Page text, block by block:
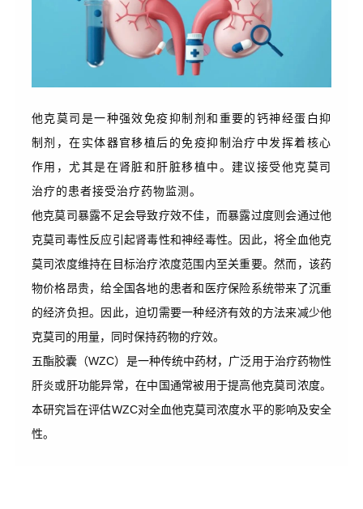
他克莫司是一种强效免疫抑制剂和重要的钙神经蛋白抑
制剂，在实体器官移植后的免疫抑制治疗中发挥着核心
作用，尤其是在肾脏和肝脏移植中。建议接受他克莫司
治疗的患者接受治疗药物监测。
他克莫司暴露不足会导致疗效不佳，而暴露过度则会通过他
克莫司毒性反应引起肾毒性和神经毒性。因此，将全血他克
莫司浓度维持在目标治疗浓度范围内至关重要。然而，该药
物价格昂贵，给全国各地的患者和医疗保险系统带来了沉重
的经济负担。因此，迫切需要一种经济有效的方法来减少他
克莫司的用量，同时保持药物的疗效。
五酯胶囊 （WZC）是一种传统中药材，广泛用于治疗药物性
肝炎或肝功能异常，在中国通常被用于提高他克莫司浓度。
本研究旨在评估WZC对全血他克莫司浓度水平的影响及安全
性。